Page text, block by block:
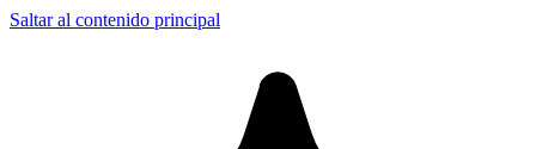
Saltar al contenido principal